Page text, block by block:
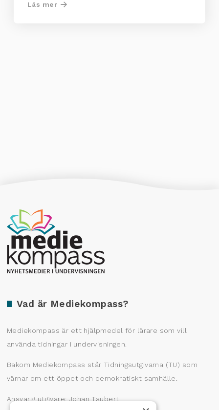
Läs mer
Vad är Mediekompass?
Mediekompass är ett hjälpmedel för lärare som vill
använda tidningar i undervisningen.
Bakom Mediekompass står Tidningsutgivarna (TU) som
värnar om ett öppet och demokratiskt samhälle.
Ansvarig utgivare: Johan Taubert
Producerad av Gota Media Brand Studio